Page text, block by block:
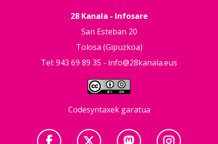
28 Kanala - Infosare
San Esteban 20
Tolosa (Gipuzkoa)
Tel: 943 69 89 35 - info@28kanala.eus
Codesyntaxek garatua